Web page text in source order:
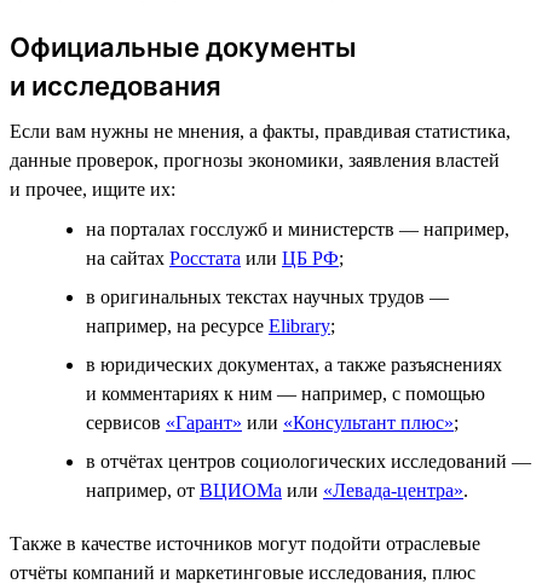
Официальные документы
и исследования
Если вам нужны не мнения, а факты, правдивая статистика,
данные проверок, прогнозы экономики, заявления властей
и прочее, ищите их:
на порталах госслужб и министерств — например,
на сайтах Росстата или ЦБ РФ;
в оригинальных текстах научных трудов —
например, на ресурсе Elibrary;
в юридических документах, а также разъяснениях
и комментариях к ним — например, с помощью
сервисов «Гарант» или «Консультант плюс»;
в отчётах центров социологических исследований —
например, от ВЦИОМа или «Левада-центра».
Также в качестве источников могут подойти отраслевые
отчёты компаний и маркетинговые исследования, плюс